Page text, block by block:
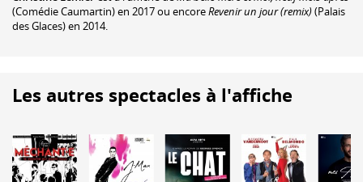
(Comédie Caumartin) en 2017 ou encoreRevenir un jour (remix)(Palais
des Glaces) en 2014.
Les autres spectacles à l'affiche